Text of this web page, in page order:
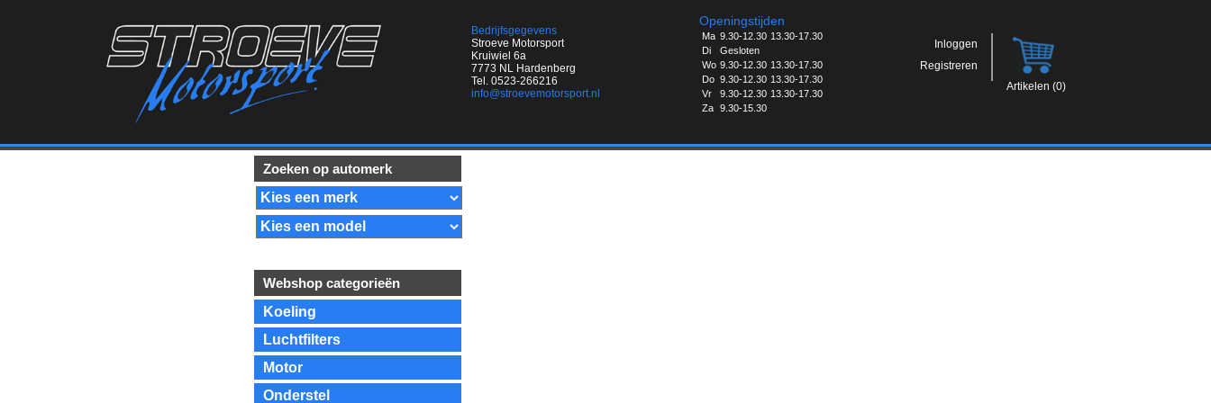
Bedrijfsgegevens
Stroeve Motorsport
Kruiwiel 6a
7773 NL Hardenberg
Tel. 0523-266216
info@stroevemotorsport.nl
Openingstijden
Ma 9.30-12.30 13.30-17.30
Di
Gesloten
Wo 9.30-12.30 13.30-17.30
Do 9.30-12.30 13.30-17.30
Vr
9.30-12.30 13.30-17.30
Za
9.30-15.30
Inloggen
Registreren
Artikelen (0)
Zoeken op automerk
Webshop categorieën
Koeling
Luchtfilters
Motor
Onderstel